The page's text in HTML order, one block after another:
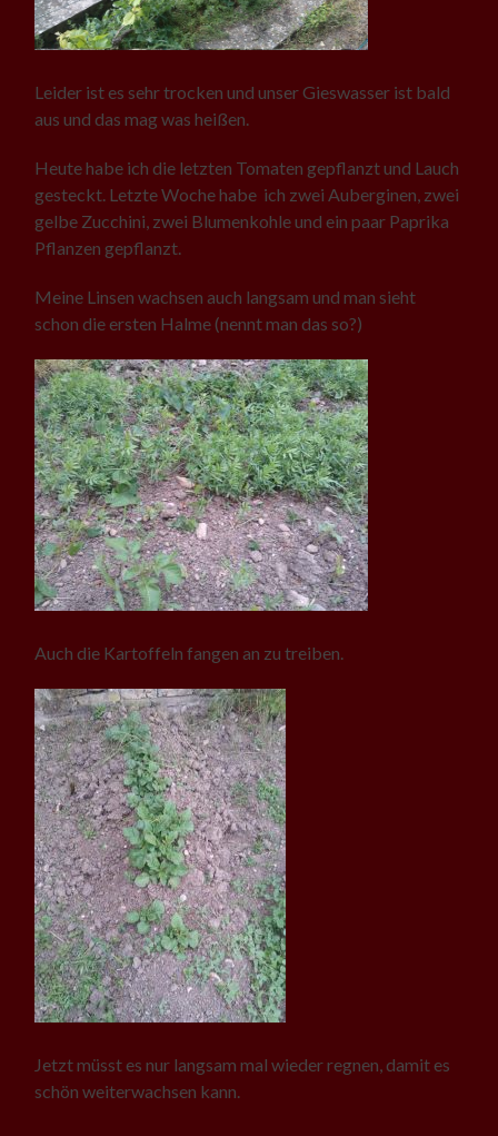
Leider ist es sehr trocken und unser Gieswasser ist bald
aus und das mag was heißen.
Heute habe ich die letzten Tomaten gepflanzt und Lauch
gesteckt. Letzte Woche habe ich zwei Auberginen, zwei
gelbe Zucchini, zwei Blumenkohle und ein paar Paprika
Pflanzen gepflanzt.
Meine Linsen wachsen auch langsam und man sieht
schon die ersten Halme (nennt man das so?)
Auch die Kartoffeln fangen an zu treiben.
Jetzt müsst es nur langsam mal wieder regnen, damit es
schön weiterwachsen kann.